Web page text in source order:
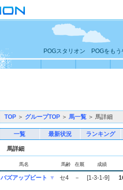
POGスタリオン POGをもう
TOP ＞ グループTOP ＞ 馬一覧 ＞ 馬詳細
一覧 最新状況 ランキング
馬詳細
馬名 馬齢 在厩 成績
バズアップビート ▼ セ4 － [1-3-1-9]